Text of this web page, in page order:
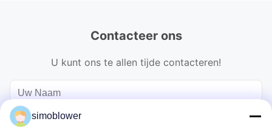
Contacteer ons
U kunt ons te allen tijde contacteren!
simoblower